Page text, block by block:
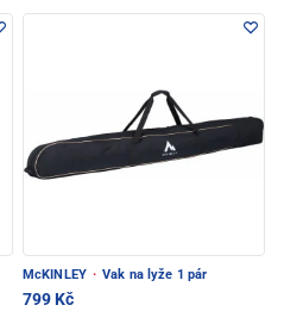
McKINLEY · Vak na lyže 1 pár
799 Kč